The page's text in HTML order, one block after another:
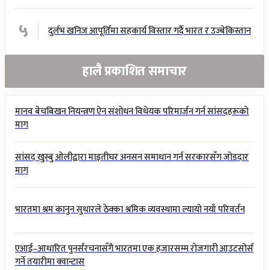
५ दुर्लभ खनिज आपूर्तिमा सहकार्य विस्तार गर्दै भारत र उज्बेकिस्तान
हालै प्रकाशित समाचार
मानव बेचबिखन नियन्त्रण ऐन संशोधन विधेयक परिमार्जन गर्न सांसदहरूको
माग
सांसद खुस्बु ओलीद्वारा माइतीघर अनसन समाधान गर्न सरकारसँग जोडदार
माग
भारतमा श्रम कानुन सुधारले ठेक्का श्रमिक व्यवस्थामा ल्यायो नयाँ परिवर्तन
एआई–आधारित पुनर्संरचनासँगै भारतमा एक हजारसम्म रोजगारी आउटसोर्स
गर्ने तयारीमा क्वान्टास